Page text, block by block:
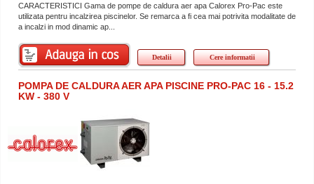
CARACTERISTICI Gama de pompe de caldura aer apa Calorex Pro-Pac este
utilizata pentru incalzirea piscinelor. Se remarca a fi cea mai potrivita modalitate de
a incalzi in mod dinamic ap...
Detalii Cere informatii
POMPA DE CALDURA AER APA PISCINE PRO-PAC 16 - 15.2
KW - 380 V